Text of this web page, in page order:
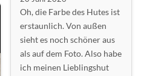
Oh, die Farbe des Hutes ist
erstaunlich. Von außen
sieht es noch schöner aus
als auf dem Foto. Also habe
ich meinen Lieblingshut